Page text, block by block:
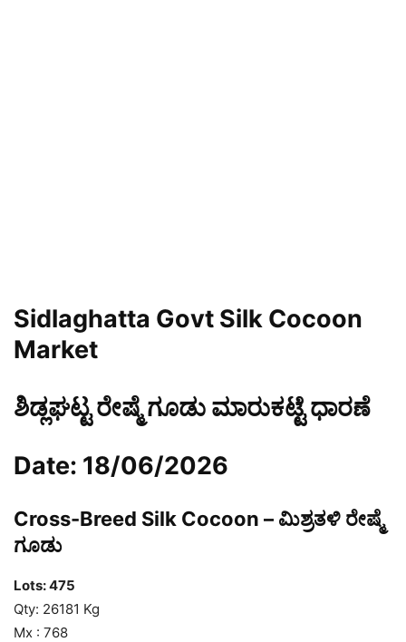
Sidlaghatta Govt Silk Cocoon
Market
ಶಿಡ್ಲಘಟ್ಟ ರೇಷ್ಮೆ ಗೂಡು ಮಾರುಕಟ್ಟೆ ಧಾರಣೆ
Date: 18/06/2026
Cross-Breed Silk Cocoon – ಮಿಶ್ರತಳಿ ರೇಷ್ಮೆ
ಗೂಡು
Lots: 475
Qty: 26181 Kg
Mx : 768